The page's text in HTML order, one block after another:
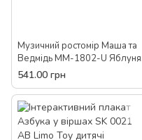
Музичний ростомір Маша та
Ведмідь MM-1802-U Яблуня
інтерактивний плакат укр. пісні
вислови для дітей
541.00 грн